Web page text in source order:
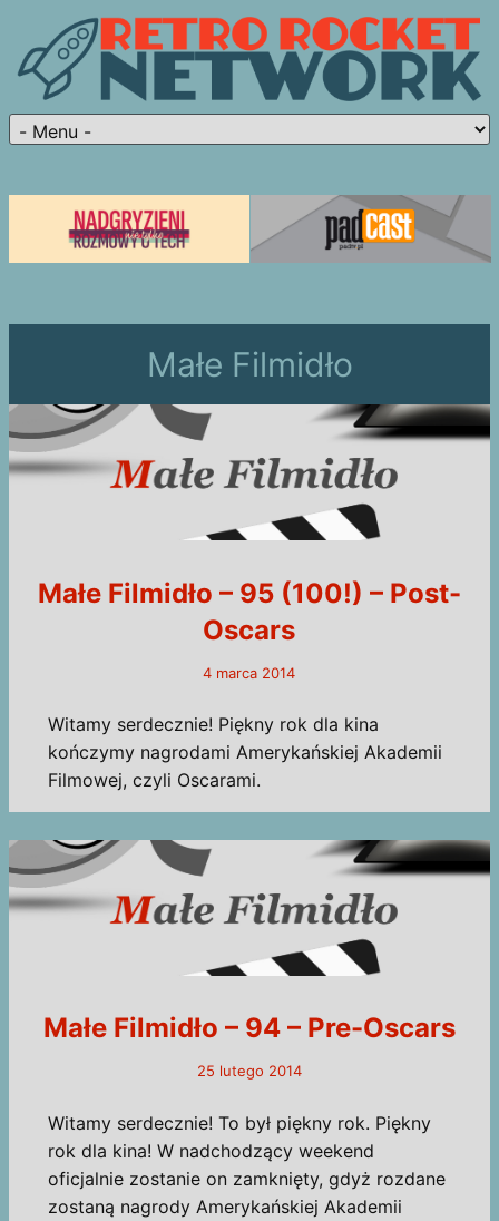
Małe Filmidło
Małe Filmidło – 95 (100!) – Post-
Oscars
4 marca 2014
Witamy serdecznie! Piękny rok dla kina
kończymy nagrodami Amerykańskiej Akademii
Filmowej, czyli Oscarami.
Małe Filmidło – 94 – Pre-Oscars
25 lutego 2014
Witamy serdecznie! To był piękny rok. Piękny
rok dla kina! W nadchodzący weekend
oficjalnie zostanie on zamknięty, gdyż rozdane
zostaną nagrody Amerykańskiej Akademii